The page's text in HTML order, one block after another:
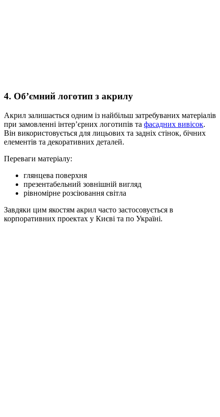
4. Об’ємний логотип з акрилу
Акрил залишається одним із найбільш затребуваних матеріалів
при замовленні інтер’єрних логотипів та фасадних вивісок.
Він використовується для лицьових та задніх стінок, бічних
елементів та декоративних деталей.
Переваги матеріалу:
глянцева поверхня
презентабельний зовнішній вигляд
рівномірне розсіювання світла
Завдяки цим якостям акрил часто застосовується в
корпоративних проектах у Києві та по Україні.